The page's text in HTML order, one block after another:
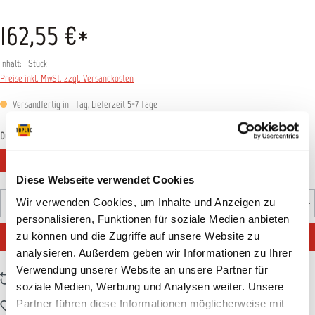
Diese Webseite verwendet Cookies
Wir verwenden Cookies, um Inhalte und Anzeigen zu
personalisieren, Funktionen für soziale Medien anbieten
zu können und die Zugriffe auf unsere Website zu
analysieren. Außerdem geben wir Informationen zu Ihrer
Verwendung unserer Website an unsere Partner für
soziale Medien, Werbung und Analysen weiter. Unsere
Partner führen diese Informationen möglicherweise mit
162,55 €*
Inhalt: 1 Stück
Preise inkl. MwSt. zzgl. Versandkosten
Versandfertig in 1 Tag, Lieferzeit 5-7 Tage
Düsengröße
Produkt Anzahl: Gib den gewünschten Wert ein oder
Stück
IN DEN WARENKORB
Zum Vergleich hinzufügen
Zum Merkzettel hinzufügen